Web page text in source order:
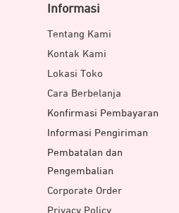
Informasi
Tentang Kami
Kontak Kami
Lokasi Toko
Cara Berbelanja
Konfirmasi Pembayaran
Informasi Pengiriman
Pembatalan dan
Pengembalian
Corporate Order
Privacy Policy